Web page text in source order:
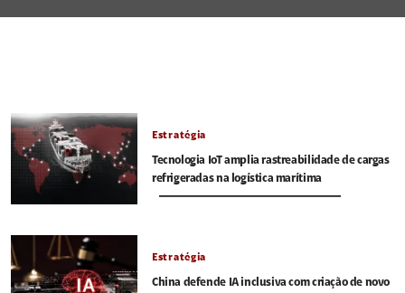
Estratégia
Tecnologia IoT amplia rastreabilidade de cargas
refrigeradas na logística marítima
Estratégia
China defende IA inclusiva com criação de novo